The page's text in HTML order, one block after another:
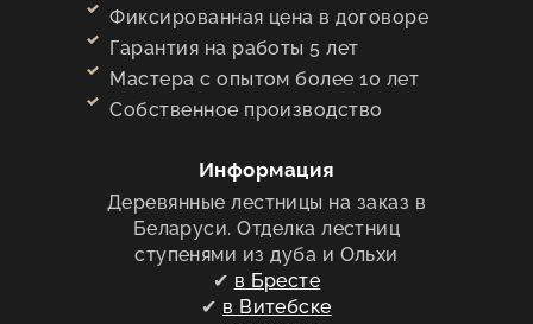
Фиксированная цена в договоре
Гарантия на работы 5 лет
Мастера с опытом более 10 лет
Собственное производство
Информация
Деревянные лестницы на заказ в
Беларуси. Отделка лестниц
ступенями из дуба и Ольхи
✔ в Бресте
✔ в Витебске